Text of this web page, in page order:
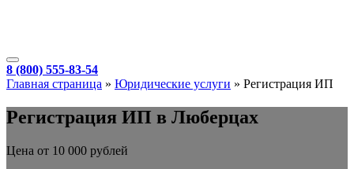
8 (800) 555-83-54
Главная страница » Юридические услуги » Регистрация ИП
Регистрация ИП в Люберцах
Цена от 10 000 рублей